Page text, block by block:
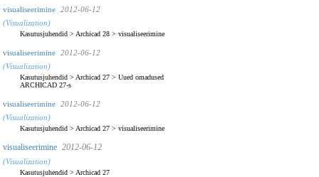
visualiseerimine
2012-06-12
(Visualization)
Kasutusjuhendid > Archicad 28 > visualiseerimine
visualiseerimine
2012-06-12
(Visualization)
Kasutusjuhendid > Archicad 27 > Uued omadused
ARCHICAD 27-s
visualiseerimine
2012-06-12
(Visualization)
Kasutusjuhendid > Archicad 27 > visualiseerimine
visualiseerimine 2012-06-12
(Visualization)
Kasutusjuhendid > Archicad 27